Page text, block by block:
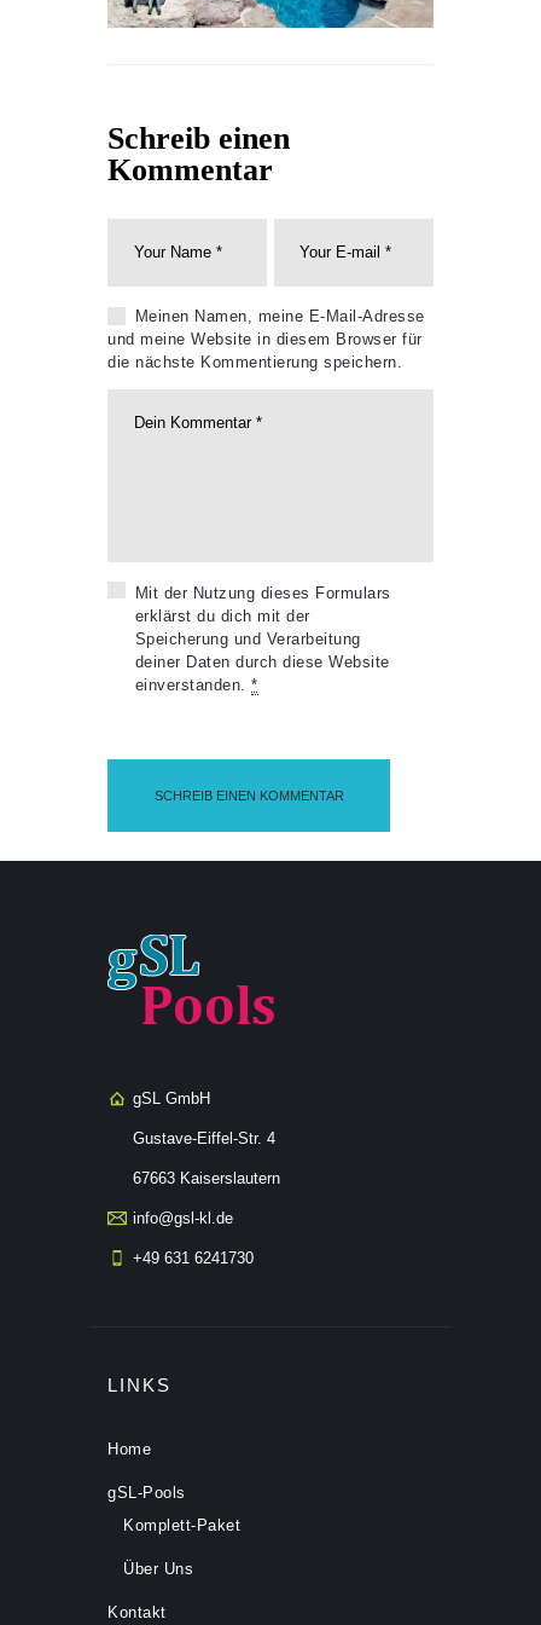
Schreib einen
Kommentar
Meinen Namen, meine E-Mail-Adresse
und meine Website in diesem Browser für
die nächste Kommentierung speichern.
Mit der Nutzung dieses Formulars
erklärst du dich mit der
Speicherung und Verarbeitung
deiner Daten durch diese Website
einverstanden.*
gSL GmbH
Gustave-Eiffel-Str. 4
67663 Kaiserslautern
info@gsl-kl.de
+49 631 6241730
LINKS
Home
gSL-Pools
Komplett-Paket
Über Uns
Kontakt